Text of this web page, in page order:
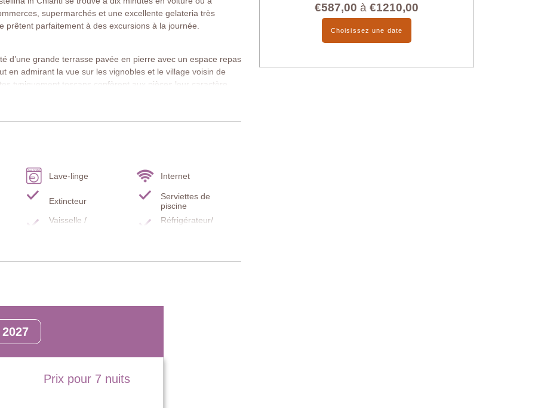
supermarchés et une excellente gelateria très
parfaitement à des excursions à la journée.
d’une grande terrasse pavée en pierre avec un espace repas
en admirant la vue sur les vignobles et le village voisin de
typiquement toscans confèrent aux pièces leur caractère,
et détendue.
gaz, réfrigérateur avec compartiment congélateur séparé,
portes donnant sur la terrasse
armoire, commode, accès au jardin par une baie vitrée
Lave-linge
Internet
Extincteur
Serviettes de
piscine
Vaisselle /
Réfrigérateur/
Barbecue
Cafetière électrique
2027
Prix pour 7 nuits
€587,00 à €1210,00
Choisissez une date